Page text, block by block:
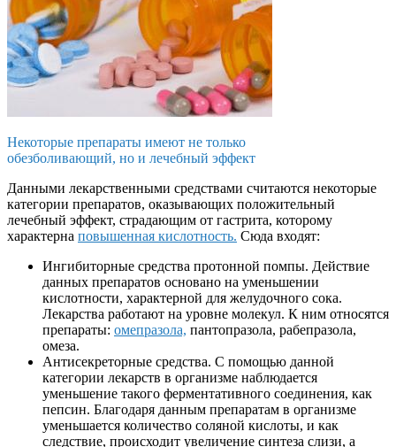
Некоторые препараты имеют не только
обезболивающий, но и лечебный эффект
Данными лекарственными средствами считаются некоторые
категории препаратов, оказывающих положительный
лечебный эффект, страдающим от гастрита, которому
характерна повышенная кислотность. Сюда входят:
Ингибиторные средства протонной помпы. Действие
данных препаратов основано на уменьшении
кислотности, характерной для желудочного сока.
Лекарства работают на уровне молекул. К ним относятся
препараты: омепразола, пантопразола, рабепразола,
омеза.
Антисекреторные средства. С помощью данной
категории лекарств в организме наблюдается
уменьшение такого ферментативного соединения, как
пепсин. Благодаря данным препаратам в организме
уменьшается количество соляной кислоты, и как
следствие, происходит увеличение синтеза слизи, а